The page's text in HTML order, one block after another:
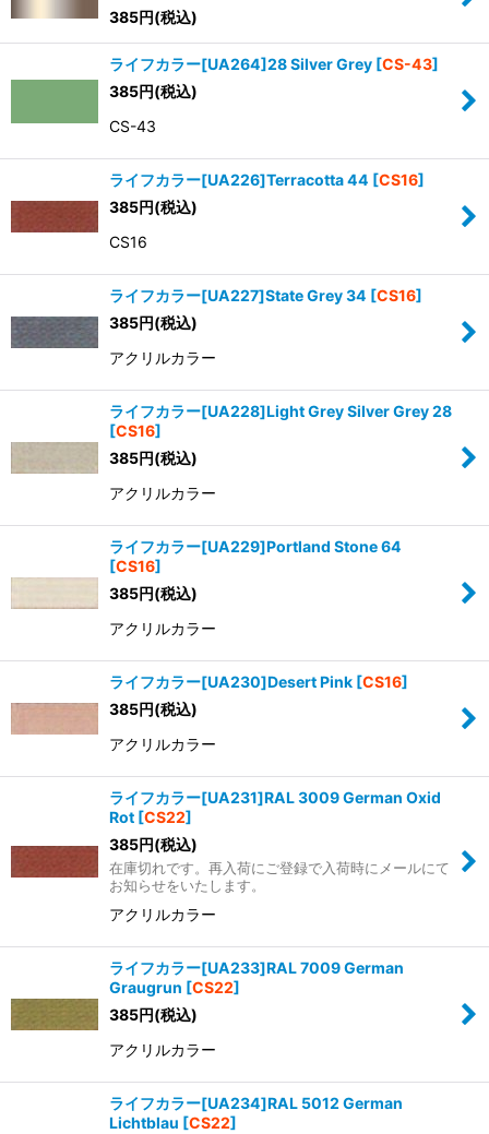
385円(税込)
ライフカラー[UA264]28 Silver Grey [CS-43]
385円(税込)
CS-43
ライフカラー[UA226]Terracotta 44 [CS16]
385円(税込)
CS16
ライフカラー[UA227]State Grey 34 [CS16]
385円(税込)
アクリルカラー
ライフカラー[UA228]Light Grey Silver Grey 28
[CS16]
385円(税込)
アクリルカラー
ライフカラー[UA229]Portland Stone 64
[CS16]
385円(税込)
アクリルカラー
ライフカラー[UA230]Desert Pink [CS16]
385円(税込)
アクリルカラー
ライフカラー[UA231]RAL 3009 German Oxid
Rot [CS22]
385円(税込)
在庫切れです。再入荷にご登録で入荷時にメールにて
お知らせをいたします。
アクリルカラー
ライフカラー[UA233]RAL 7009 German
Graugrun [CS22]
385円(税込)
アクリルカラー
ライフカラー[UA234]RAL 5012 German
Lichtblau [CS22]